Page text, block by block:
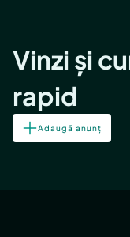
Vinzi și
rapid
Adaugă anunț